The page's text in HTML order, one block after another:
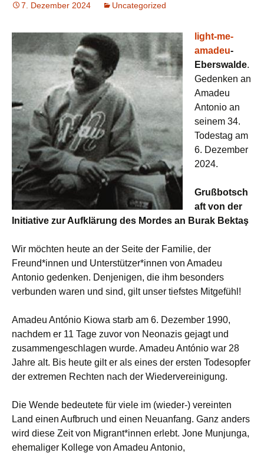
7. Dezember 2024 Uncategorized
light-me-
amadeu-
Eberswalde.
Gedenken an
Amadeu
Antonio an
seinem 34.
Todestag am
6. Dezember
2024.
Grußbotsch
aft von der
Initiative zur Aufklärung des Mordes an Burak Bektaş
Wir möchten heute an der Seite der Familie, der
Freund*innen und Unterstützer*innen von Amadeu
Antonio gedenken. Denjenigen, die ihm besonders
verbunden waren und sind, gilt unser tiefstes Mitgefühl!
Amadeu António Kiowa starb am 6. Dezember 1990,
nachdem er 11 Tage zuvor von Neonazis gejagt und
zusammengeschlagen wurde. Amadeu António war 28
Jahre alt. Bis heute gilt er als eines der ersten Todesopfer
der extremen Rechten nach der Wiedervereinigung.
Die Wende bedeutete für viele im (wieder-) vereinten
Land einen Aufbruch und einen Neuanfang. Ganz anders
wird diese Zeit von Migrant*innen erlebt. Jone Munjunga,
ehemaliger Kollege von Amadeu Antonio,